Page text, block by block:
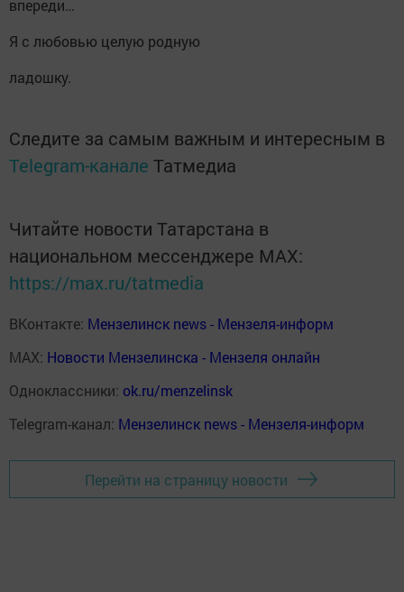
впереди…
Я с любовью целую родную
ладошку.
Следите за самым важным и интересным в
Telegram-канале Татмедиа
Читайте новости Татарстана в
национальном мессенджере MАХ:
https://max.ru/tatmedia
ВКонтакте: Мензелинск news - Мензеля-информ
MAX: Новости Мензелинска - Мензеля онлайн
Одноклассники: ok.ru/menzelinsk
Telegram-канал: Мензелинск news - Мензеля-информ
Перейти на страницу новости